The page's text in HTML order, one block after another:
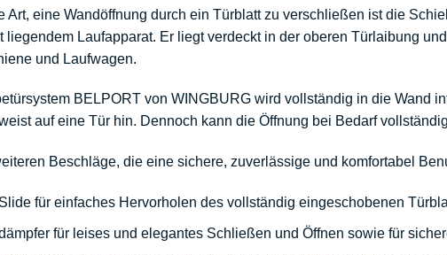
Art, eine Wandöffnung durch ein Türblatt zu verschließen ist die
liegendem Laufapparat. Er liegt verdeckt in der oberen Türlaibung
und Laufwagen.
BELPORT von WINGBURG wird vollständig in die Wand
auf eine Tür hin. Dennoch kann die Öffnung bei Bedarf
Beschläge, die eine sichere, zuverlässige und komfortabel
für einfaches Hervorholen des vollständig eingeschobenen
für leises und elegantes Schließen und Öffnen sowie für